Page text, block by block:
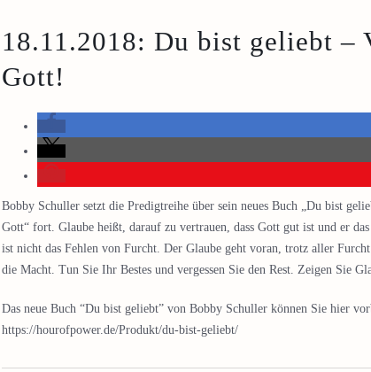
18.11.2018: Du bist geliebt –
Gott!
Bobby Schuller setzt die Predigtreihe über sein neues Buch „Du bist
Gott“ fort. Glaube heißt, darauf zu vertrauen, dass Gott gut ist und er
ist nicht das Fehlen von Furcht. Der Glaube geht voran, trotz aller
die Macht. Tun Sie Ihr Bestes und vergessen Sie den Rest. Zeigen Sie
Das neue Buch “Du bist geliebt” von Bobby Schuller können Sie hier
https://hourofpower.de/Produkt/du-bist-geliebt/